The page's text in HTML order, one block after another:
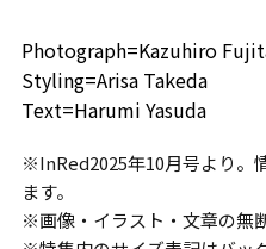
Photograph=Kazuhiro
Styling=Arisa Takeda
Text=Harumi Yasuda
※InRed2025年10月号より。
ます。
※画像・イラスト・文章の無